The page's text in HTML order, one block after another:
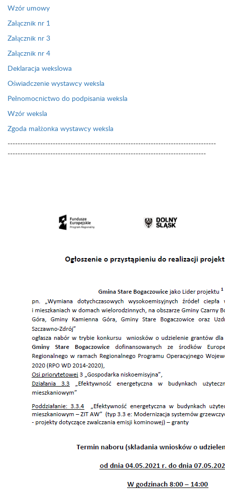
Wzór umowy
Załącznik nr 1
Załącznik nr 3
Załącznik nr 4
Deklaracja wekslowa
Oświadczenie wystawcy weksla
Pełnomocnictwo do podpisania weksla
Wzór weksla
Zgoda małżonka wystawcy weksla
-----------------------------------------------------------------------------------
-------------------------------------------------------------------------------